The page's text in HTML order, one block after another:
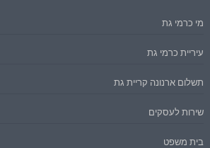
מי כרמי גת
עיריית כרמי גת
תשלום ארנונה קריית גת
שירות לעסקים
בית משפט